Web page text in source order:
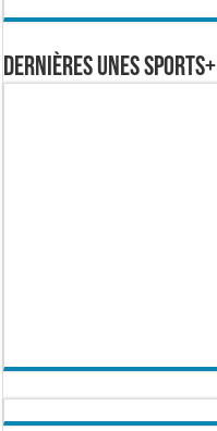
Dernières Unes Sports+